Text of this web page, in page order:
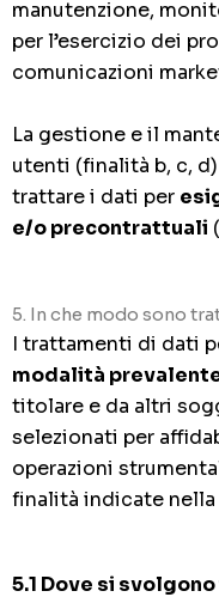
manutenzione,
per l’esercizio dei
comunicazioni
La gestione e il
utenti (finalità b, c,
trattare i dati per
e/o precontrattuali
5. In che modo sono
I trattamenti di dati
modalità
titolare e da altri
selezionati per
operazioni
finalità indicate
5.1 Dove si